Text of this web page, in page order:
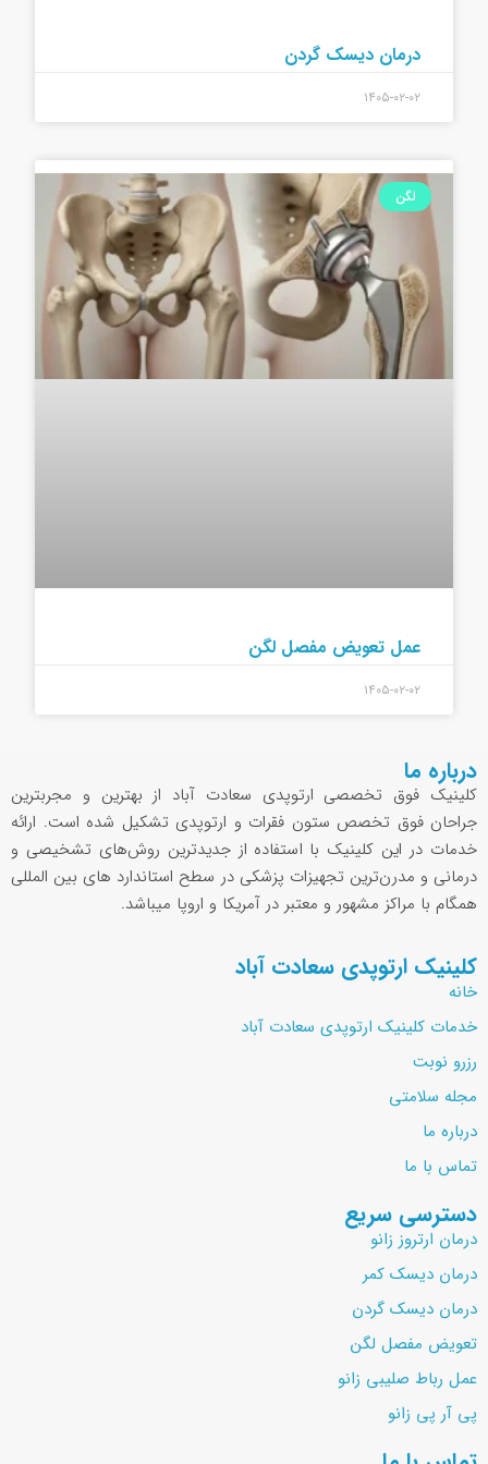
درمان دیسک گردن
۱۴۰۵-۰۲-۰۲
لگن
عمل تعویض مفصل لگن
۱۴۰۵-۰۲-۰۲
درباره ما
کلینیک فوق تخصصی ارتوپدی سعادت آباد از بهترین و مجربترین
جراحان فوق تخصص ستون فقرات و ارتوپدی تشکیل شده است. ارائه
خدمات در این کلینیک با استفاده از جدیدترین روش‌های تشخیصی و
درمانی و مدرن‌ترین تجهیزات پزشکی در سطح استاندارد های بین المللی
همگام با مراکز مشهور و معتبر در آمریکا و اروپا میباشد.
کلینیک ارتوپدی سعادت آباد
خانه
خدمات کلینیک ارتوپدی سعادت آباد
رزرو نوبت
مجله سلامتی
درباره ما
تماس با ما
دسترسی سریع
درمان ارتروز زانو
درمان دیسک کمر
درمان دیسک گردن
تعویض مفصل لگن
عمل رباط صلیبی زانو
پی آر پی زانو